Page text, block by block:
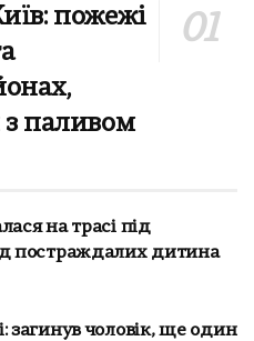
пожежі
з паливом
на трасі під
постраждалих дитина
загинув чоловік, ще один